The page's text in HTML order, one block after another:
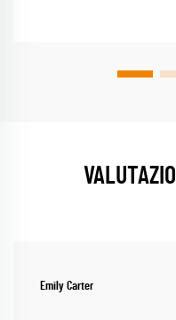
Emily Carter